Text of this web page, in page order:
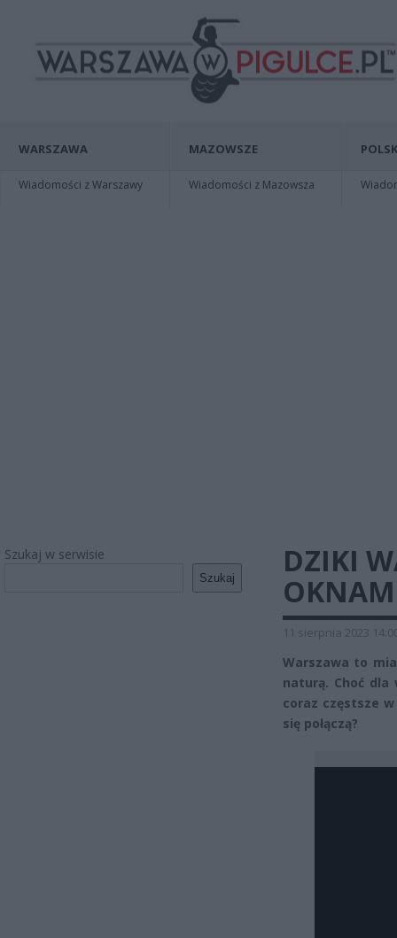
WARSZAWA
Wiadomości z Warszawy
MAZOWSZE
Wiadomości z Mazowsza
Szukaj w serwisie
Szukaj
DZIKI
11 sierpnia 2023
Warszawa to
naturą. Choć
coraz częstsze
się połączą?